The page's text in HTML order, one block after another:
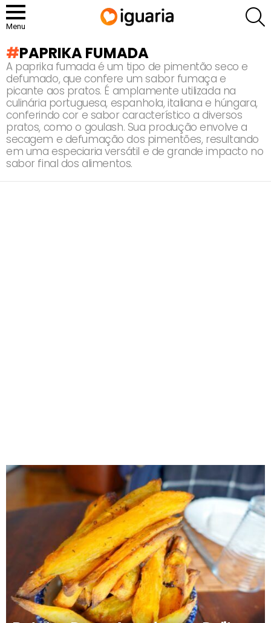
Menu
PAPRIKA FUMADA
A paprika fumada é um tipo de pimentão seco e
defumado, que confere um sabor fumaça e
picante aos pratos. É amplamente utilizada na
culinária portuguesa, espanhola, italiana e húngara,
conferindo cor e sabor característico a diversos
pratos, como o goulash. Sua produção envolve a
secagem e defumação dos pimentões, resultando
em uma especiaria versátil e de grande impacto no
sabor final dos alimentos.
RECOMENDADOS